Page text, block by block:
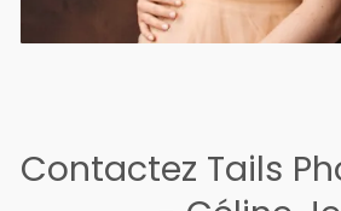
Contactez Tails